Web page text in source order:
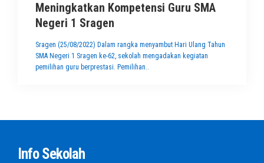
Meningkatkan Kompetensi Guru SMA
Negeri 1 Sragen
Sragen (25/08/2022) Dalam rangka menyambut Hari Ulang Tahun
SMA Negeri 1 Sragen ke-62, sekolah mengadakan kegiatan
pemilihan guru berprestasi. Pemilihan..
Info Sekolah